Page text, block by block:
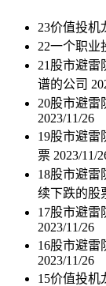
23价值投机
22一个职业
21股市避雷
谱的公司
20股市避雷
2023/11/26
19股市避雷
票 2023/11/
18股市避雷
续下跌的股
17股市避雷
2023/11/26
16股市避雷
2023/11/26
15价值投机